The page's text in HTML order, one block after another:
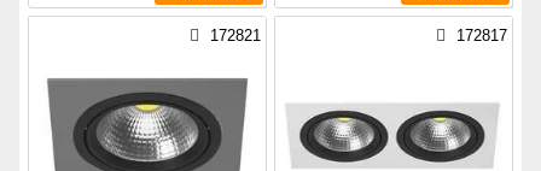
172821 172817